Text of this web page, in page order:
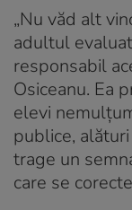
„Nu văd alt
adultul
responsabil
Osiceanu. Ea
elevi
publice,
trage un
care se